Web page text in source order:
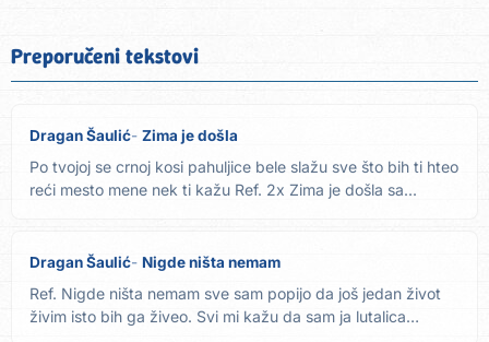
Preporučeni tekstovi
Dragan Šaulić Zima je došla
Po tvojoj se crnoj kosi pahuljice bele slažu sve što bih ti hteo
reći mesto mene nek ti kažu Ref. 2x Zima je došla sa...
Dragan Šaulić Nigde ništa nemam
Ref. Nigde ništa nemam sve sam popijo da još jedan život
živim isto bih ga živeo. Svi mi kažu da sam ja lutalica